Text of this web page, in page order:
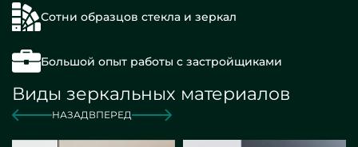
Сотни образцов стекла и зеркал
Большой опыт работы с застройщиками
Виды зеркальных материалов
НАЗАДВПЕРЕД